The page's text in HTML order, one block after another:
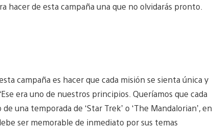
hacer de esta campaña una que no olvidarás pronto.
campaña es hacer que cada misión se sienta única y
era uno de nuestros principios. Queríamos que cada
una temporada de ‘Star Trek’ o ‘The Mandalorian’, en
ser memorable de inmediato por sus temas